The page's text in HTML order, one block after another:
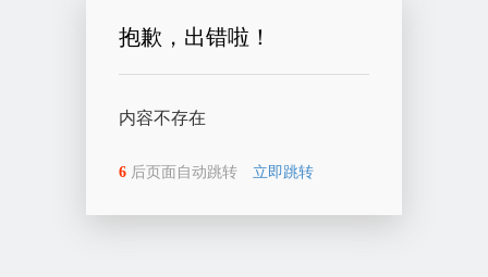
抱歉，出错啦！
内容不存在
6 后页面自动跳转 立即跳转